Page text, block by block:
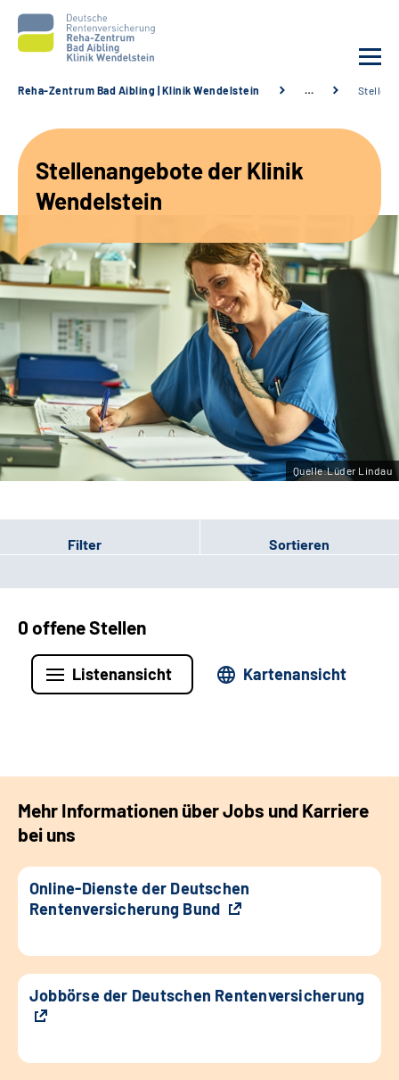
Unsere Angebote
Karriere
Sozialdienste & Zuweisende
Suche
Leichte Sprache
Gebärdensprache
Reha-Zentrum Bad Aibling | Klinik Wendelstein …
Stellenangebote der Klinik
Wendelstein
Quelle:Lüder Lindau
Filter Sortieren
0 offene Stellen
Listenansicht Kartenansicht
Mehr Informationen über Jobs und Karriere
bei uns
Online-Dienste der Deutschen
Rentenversicherung Bund
Jobbörse der Deutschen Rentenversicherung